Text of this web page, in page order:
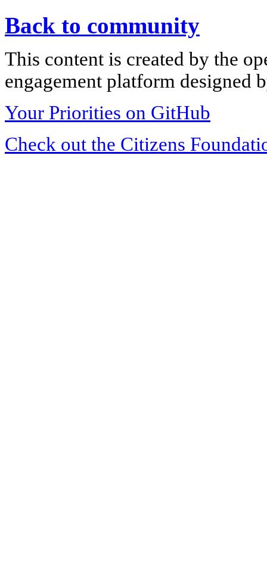
Back to community
This content is created by the
engagement platform designed
Your Priorities on GitHub
Check out the Citizens